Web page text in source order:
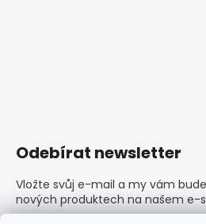
Odebírat newsletter
Vložte svůj e-mail a my vám
nových produktech na našem e-